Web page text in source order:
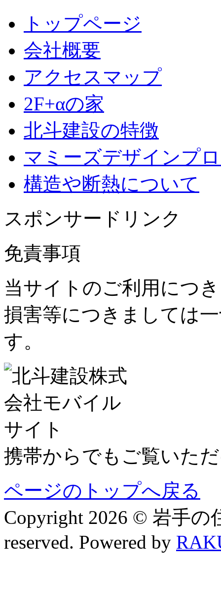
トップページ
会社概要
アクセスマップ
2F+αの家
北斗建設の特徴
マミーズデザインプ
構造や断熱について
スポンサードリンク
免責事項
当サイトのご利用につ
損害等につきましては
す。
携帯からでもご覧いた
ページのトップへ戻る
Copyright 2026 © 岩手
reserved. Powered by